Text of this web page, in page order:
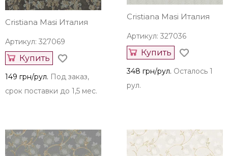
Cristiana Masi Италия
Артикул: 327069
Купить
149 грн/рул. Под заказ,
срок поставки до 1,5 мес.
Cristiana Masi Италия
Артикул: 327036
Купить
348 грн/рул. Осталось 1
рул.